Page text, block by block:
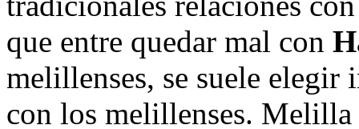
que entre quedar mal con
melillenses, se suele elegir
con los melillenses.